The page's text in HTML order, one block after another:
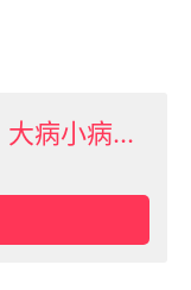
》合集10本下载